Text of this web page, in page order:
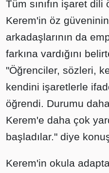
Tüm sınıfın işaret
Kerem'in öz güveninin
arkadaşlarının da
farkına vardığını
"Öğrenciler, sözleri,
kendini işaretlerle
öğrendi. Durumu
Kerem'e daha çok
başladılar." diye
Kerem'in okula